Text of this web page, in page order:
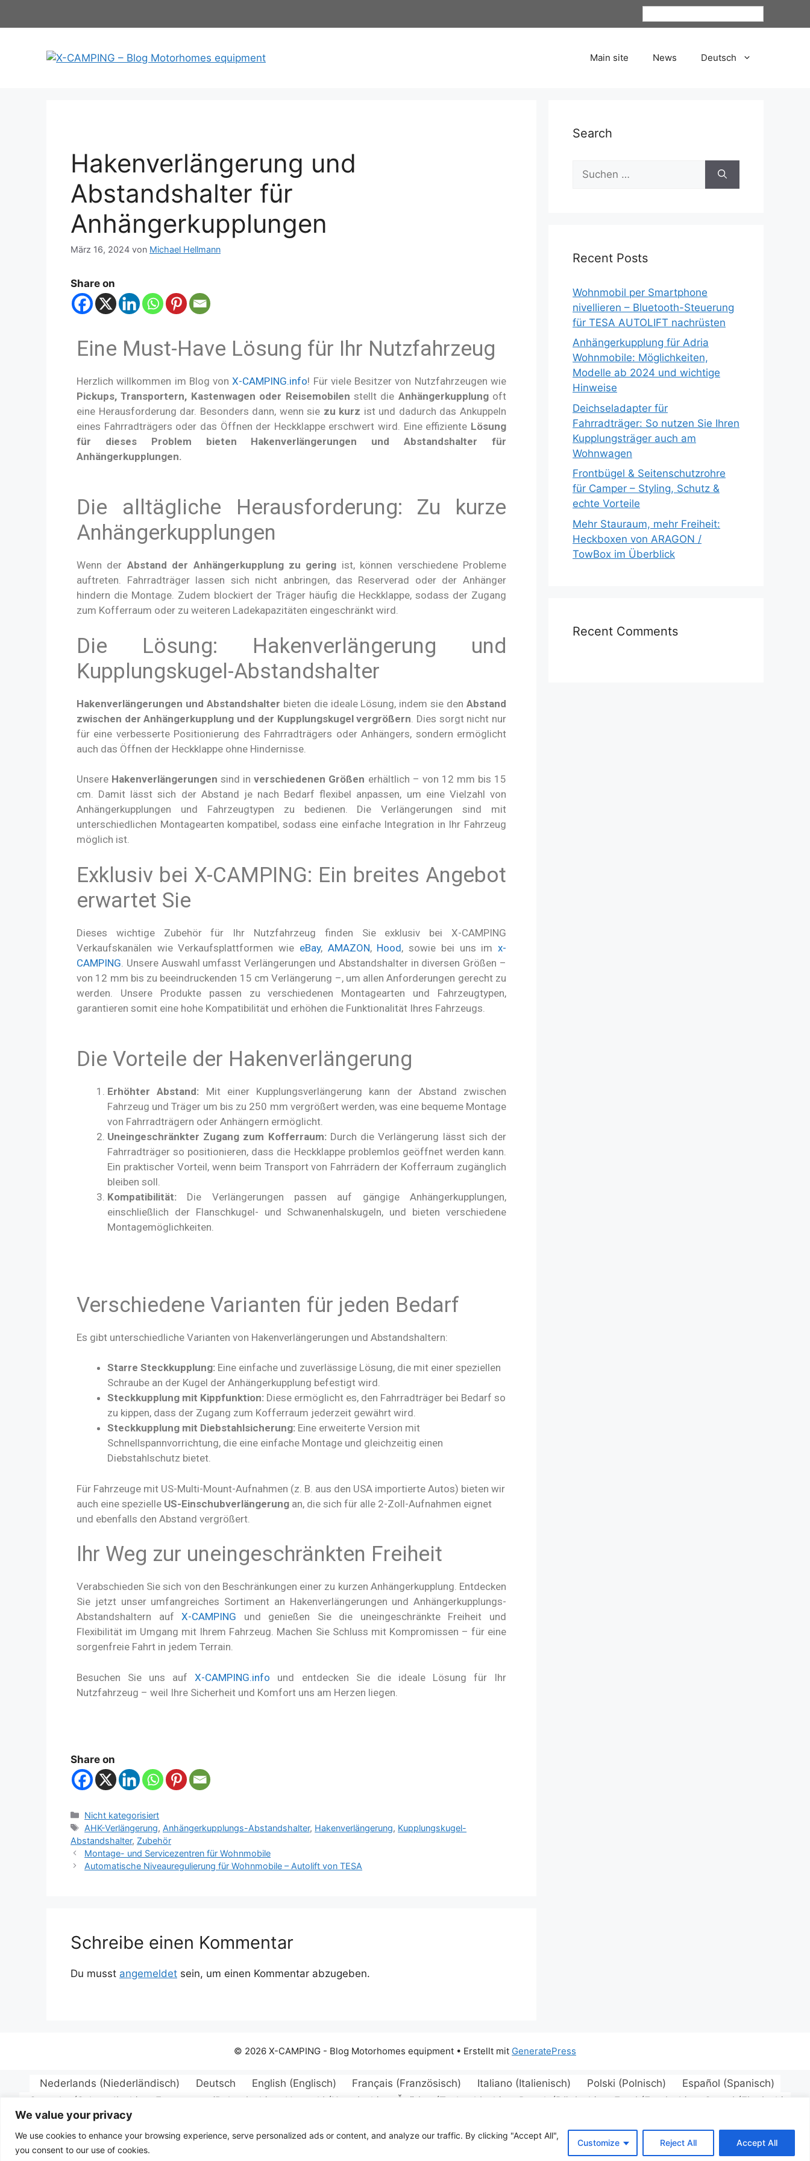
We value your privacy
We use cookies to enhance your browsing experience, serve personalized ads or content, and analyze our traffic. By clicking "Accept All",
you consent to our use of cookies.
Customize Reject All Accept All
Main site News Deutsch
Hakenverlängerung und
Abstandshalter für
Anhängerkupplungen
März 16, 2024 von Michael Hellmann
Share on
Eine Must-Have Lösung für Ihr Nutzfahrzeug
Herzlich willkommen im Blog vonX-CAMPING.info! Für viele Besitzer von Nutzfahrzeugen wie
Pickups, Transportern, Kastenwagen oder Reisemobilen stellt die Anhängerkupplungoft
eine Herausforderung dar. Besonders dann, wenn sie zu kurz ist und dadurch das Ankuppeln
eines Fahrradträgers oder das Öffnen der Heckklappe erschwert wird. Eine effiziente Lösung
für dieses Problem bieten Hakenverlängerungen und Abstandshalter für
Anhängerkupplungen.
Die alltägliche Herausforderung: Zu kurze
Anhängerkupplungen
Wenn der Abstand der Anhängerkupplung zu gering ist, können verschiedene Probleme
auftreten. Fahrradträger lassen sich nicht anbringen, das Reserverad oder der Anhänger
hindern die Montage. Zudem blockiert der Träger häufig die Heckklappe, sodass der Zugang
zum Kofferraum oder zu weiteren Ladekapazitäten eingeschränkt wird.
Die Lösung: Hakenverlängerung und
Kupplungskugel-Abstandshalter
Hakenverlängerungen und Abstandshalter bieten die ideale Lösung, indem sie denAbstand
zwischen der Anhängerkupplung und der Kupplungskugel vergrößern . Dies sorgt nicht nur
für eine verbesserte Positionierung des Fahrradträgers oder Anhängers, sondern ermöglicht
auch das Öffnen der Heckklappe ohne Hindernisse.
Unsere Hakenverlängerungen sind inverschiedenen Größen erhältlich – von 12 mm bis 15
cm. Damit lässt sich der Abstand je nach Bedarf flexibel anpassen, um eine Vielzahl von
Anhängerkupplungen und Fahrzeugtypen zu bedienen. Die Verlängerungen sind mit
unterschiedlichen Montagearten kompatibel, sodass eine einfache Integration in Ihr Fahrzeug
möglich ist.
Exklusiv bei X-CAMPING: Ein breites Angebot
erwartet Sie
Dieses wichtige Zubehör für Ihr Nutzfahrzeug finden Sie exklusiv bei X-CAMPING
Verkaufskanälen wie Verkaufsplattformen wie eBay, AMAZON, Hood, sowie bei uns imx-
CAMPING . Unsere Auswahl umfasst Verlängerungen und Abstandshalter in diversen Größen –
von 12 mm bis zu beeindruckenden 15 cm Verlängerung –, um allen Anforderungen gerecht zu
werden. Unsere Produkte passen zu verschiedenen Montagearten und Fahrzeugtypen,
garantieren somit eine hohe Kompatibilität und erhöhen die Funktionalität Ihres Fahrzeugs.
Die Vorteile der Hakenverlängerung
Erhöhter Abstand: Mit einer Kupplungsverlängerung kann der Abstand zwischen
Fahrzeug und Träger um bis zu 250 mm vergrößert werden, was eine bequeme Montage
von Fahrradträgern oder Anhängern ermöglicht.
Uneingeschränkter Zugang zum Kofferraum:Durch die Verlängerung lässt sich der
Fahrradträger so positionieren, dass die Heckklappe problemlos geöffnet werden kann.
Ein praktischer Vorteil, wenn beim Transport von Fahrrädern der Kofferraum zugänglich
bleiben soll.
Kompatibilität: Die Verlängerungen passen auf gängige Anhängerkupplungen,
einschließlich der Flanschkugel- und Schwanenhalskugeln, und bieten verschiedene
Montagemöglichkeiten.
Verschiedene Varianten für jeden Bedarf
Es gibt unterschiedliche Varianten von Hakenverlängerungen und Abstandshaltern:
Starre Steckkupplung: Eine einfache und zuverlässige Lösung, die mit einer speziellen
Schraube an der Kugel der Anhängerkupplung befestigt wird.
Steckkupplung mit Kippfunktion: Diese ermöglicht es, den Fahrradträger bei Bedarf so
zu kippen, dass der Zugang zum Kofferraum jederzeit gewährt wird.
Steckkupplung mit Diebstahlsicherung: Eine erweiterte Version mit
Schnellspannvorrichtung, die eine einfache Montage und gleichzeitig einen
Diebstahlschutz bietet.
Für Fahrzeuge mit US-Multi-Mount-Aufnahmen (z. B. aus den USA importierte Autos) bieten wir
auch eine spezielle US-Einschubverlängerung an, die sich für alle 2-Zoll-Aufnahmen eignet
und ebenfalls den Abstand vergrößert.
Ihr Weg zur uneingeschränkten Freiheit
Verabschieden Sie sich von den Beschränkungen einer zu kurzen Anhängerkupplung. Entdecken
Sie jetzt unser umfangreiches Sortiment an Hakenverlängerungen und Anhängerkupplungs-
Abstandshaltern aufX-CAMPING und genießen Sie die uneingeschränkte Freiheit und
Flexibilität im Umgang mit Ihrem Fahrzeug. Machen Sie Schluss mit Kompromissen – für eine
sorgenfreie Fahrt in jedem Terrain.
Besuchen Sie uns aufX-CAMPING.info und entdecken Sie die ideale Lösung für Ihr
Nutzfahrzeug – weil Ihre Sicherheit und Komfort uns am Herzen liegen.
Share on
Nicht kategorisiert
AHK-Verlängerung, Anhängerkupplungs-Abstandshalter, Hakenverlängerung, Kupplungskugel-
Abstandshalter, Zubehör
Montage- und Servicezentren für Wohnmobile
Automatische Niveauregulierung für Wohnmobile – Autolift von TESA
Schreibe einen Kommentar
Du musst angemeldet sein, um einen Kommentar abzugeben.
Search
Recent Posts
Wohnmobil per Smartphone
nivellieren – Bluetooth-Steuerung
für TESA AUTOLIFT nachrüsten
Anhängerkupplung für Adria
Wohnmobile: Möglichkeiten,
Modelle ab 2024 und wichtige
Hinweise
Deichseladapter für
Fahrradträger: So nutzen Sie Ihren
Kupplungsträger auch am
Wohnwagen
Frontbügel & Seitenschutzrohre
für Camper – Styling, Schutz &
echte Vorteile
Mehr Stauraum, mehr Freiheit:
Heckboxen von ARAGON /
TowBox im Überblick
Recent Comments
© 2026 X-CAMPING - Blog Motorhomes equipment • Erstellt mit GeneratePress
Nederlands (Niederländisch) Deutsch English (Englisch) Français (Französisch) Italiano (Italienisch) Polski (Polnisch) Español (Spanisch)
Svenska
(Schwedisch ) Български (Bulgarisch ) Hrvatski (Kroatisch ) Čeština (Tschechisch ) Dansk (Dänisch ) Eesti (Estnisch ) Suomi (Finnisch )
Magyar(Ungarisch
Română(Rumänisch) Русский(Russisch) Slovenčina(Slowakisch) Türkçe(Türkisch